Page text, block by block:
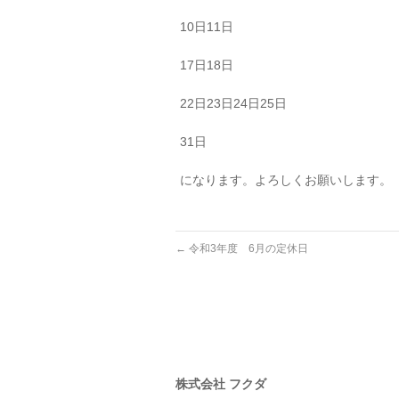
10日11日
17日18日
22日23日24日25日
31日
になります。よろしくお願いします。
← 令和3年度 6月の定休日
株式会社 フクダ